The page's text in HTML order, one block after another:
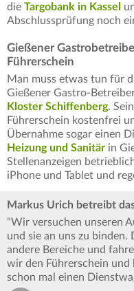
die Targobank in Kassel
Abschlussprüfung noch
Gießener
Führerschein
Man muss etwas tun für
Gießener Gastro-
Kloster Schiffenberg.
Führerschein kostenfrei
Übernahme sogar einen
Heizung und Sanitär in
Stellenanzeigen
iPhone und Tablet und
Markus Urich betreibt
"Wir versuchen unseren
und sie an uns zu binden.
andere Bereiche und
wir den Führerschein und
schon mal einen